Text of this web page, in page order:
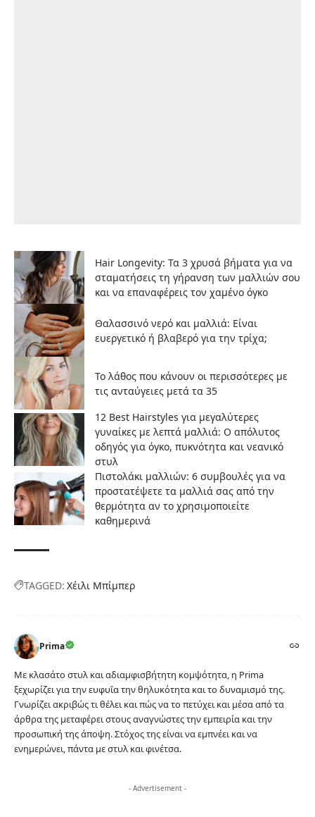
Hair Longevity: Τα 3 χρυσά βήματα για να
σταματήσεις τη γήρανση των μαλλιών σου
και να επαναφέρεις τον χαμένο όγκο
Θαλασσινό νερό και μαλλιά: Είναι
ευεργετικό ή βλαβερό για την τρίχα;
Το λάθος που κάνουν οι περισσότερες με
τις ανταύγειες μετά τα 35
12 Best Hairstyles για μεγαλύτερες
γυναίκες με λεπτά μαλλιά: Ο απόλυτος
οδηγός για όγκο, πυκνότητα και νεανικό
στυλ
Πιστολάκι μαλλιών: 6 συμβουλές για να
προστατέψετε τα μαλλιά σας από την
θερμότητα αν το χρησιμοποιείτε
καθημερινά
TAGGED: Χέιλι Μπίμπερ
Prima
Με κλασάτο στυλ και αδιαμφισβήτητη κομψότητα, η Prima
ξεχωρίζει για την ευφυΐα την θηλυκότητα και το δυναμισμό της.
Γνωρίζει ακριβώς τι θέλει και πώς να το πετύχει και μέσα από τα
άρθρα της μεταφέρει στους αναγνώστες την εμπειρία και την
προσωπική της άποψη. Στόχος της είναι να εμπνέει και να
ενημερώνει, πάντα με στυλ και φινέτσα.
- Advertisement -